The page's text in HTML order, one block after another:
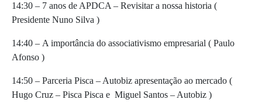
14:30 – 7 anos de APDCA – Revisitar a nossa historia (
Presidente Nuno Silva )
14:40 – A importância do associativismo empresarial ( Paulo
Afonso )
14:50 – Parceria Pisca – Autobiz apresentação ao mercado (
Hugo Cruz – Pisca Pisca e Miguel Santos – Autobiz )